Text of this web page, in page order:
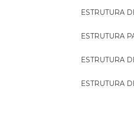
ESTRUTURA
ESTRUTURA
ESTRUTURA
ESTRUTURA